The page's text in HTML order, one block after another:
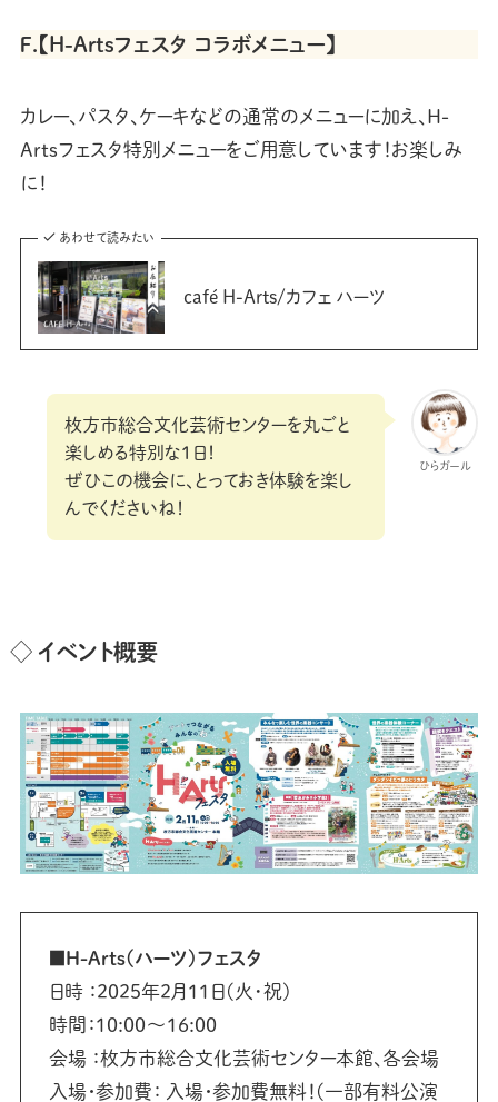
Ｆ.【H-Artsフェスタ コラボメニュー】
カレー、パスタ、ケーキなどの通常のメニューに加え、H-
Artsフェスタ特別メニューをご用意しています！お楽しみ
に！
あわせて読みたい
café H-Arts/カフェ ハーツ
ひらガール
枚方市総合文化芸術センターを丸ごと
楽しめる特別な1日！
ぜひこの機会に、とっておき体験を楽し
んでくださいね！
◇ イベント概要
■H-Arts(ハーツ)フェスタ
日時 ：2025年2月11日(火･祝)
時間：10:00〜16:00
会場 ：枚方市総合文化芸術センター本館、各会場
入場・参加費： 入場・参加費無料！(一部有料公演